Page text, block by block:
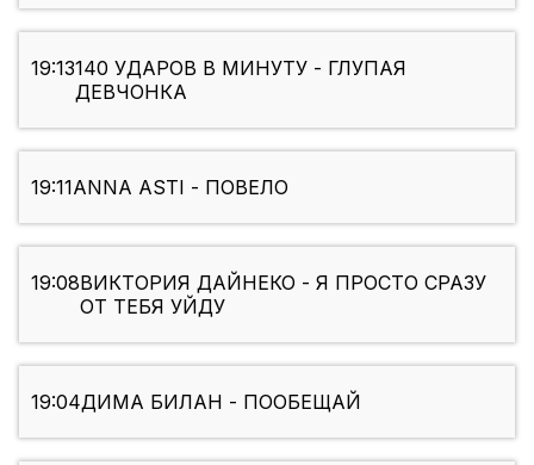
19:13140 УДАРОВ В МИНУТУ - ГЛУПАЯ
ДЕВЧОНКА
19:11ANNA ASTI - ПОВЕЛО
19:08ВИКТОРИЯ ДАЙНЕКО - Я ПРОСТО СРАЗУ
ОТ ТЕБЯ УЙДУ
19:04ДИМА БИЛАН - ПООБЕЩАЙ